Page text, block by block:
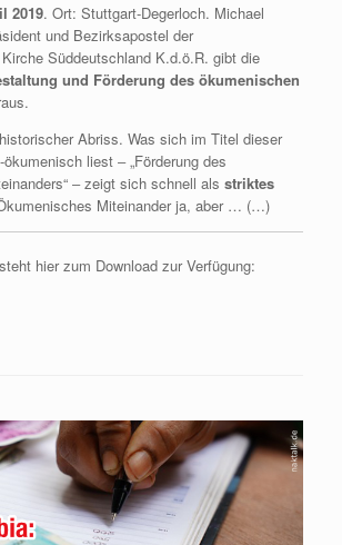
2019. Ort: Stuttgart-Degerloch. Michael
und Bezirksapostel der
Süddeutschland K.d.ö.R. gibt die
und Förderung des ökumenischen
Abriss. Was sich im Titel dieser
liest ‒ „Förderung des
‒ zeigt sich schnell als striktes
Miteinander ja, aber … (…)
hier zum Download zur Verfügung: